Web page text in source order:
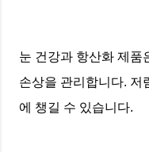
눈 건강과 항산화 제품
손상을 관리합니다. 저
에 챙길 수 있습니다.